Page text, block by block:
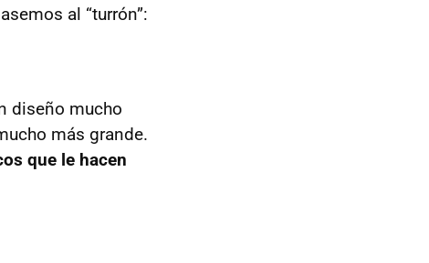
al “turrón”:
diseño mucho
más grande.
que le hacen